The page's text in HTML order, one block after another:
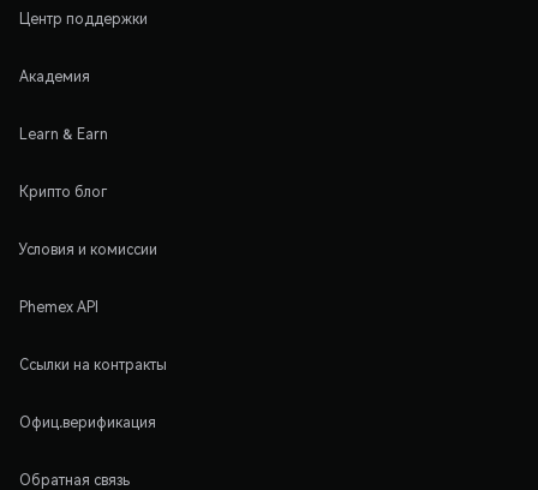
Центр поддержки
Академия
Learn & Earn
Крипто блог
Условия и комиссии
Phemex API
Ссылки на контракты
Офиц.верификация
Обратная связь